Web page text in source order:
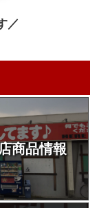
／
商品情報